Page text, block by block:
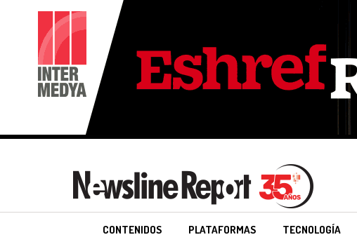
CONTENIDOS PLATAFORMAS TECNOLOGÍA